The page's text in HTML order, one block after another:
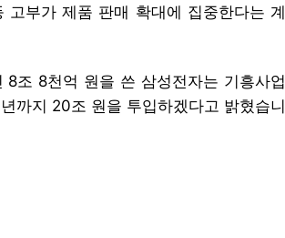
고부가 제품 판매 확대에 집중한다는 계
조 8천억 원을 쓴 삼성전자는 기흥사업
까지 20조 원을 투입하겠다고 밝혔습니